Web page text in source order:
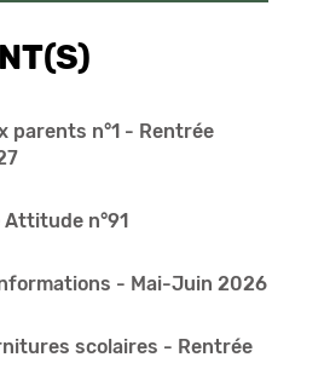
parents n°1 - Rentrée
Attitude n°91
- Mai-Juin 2026
scolaires - Rentrée